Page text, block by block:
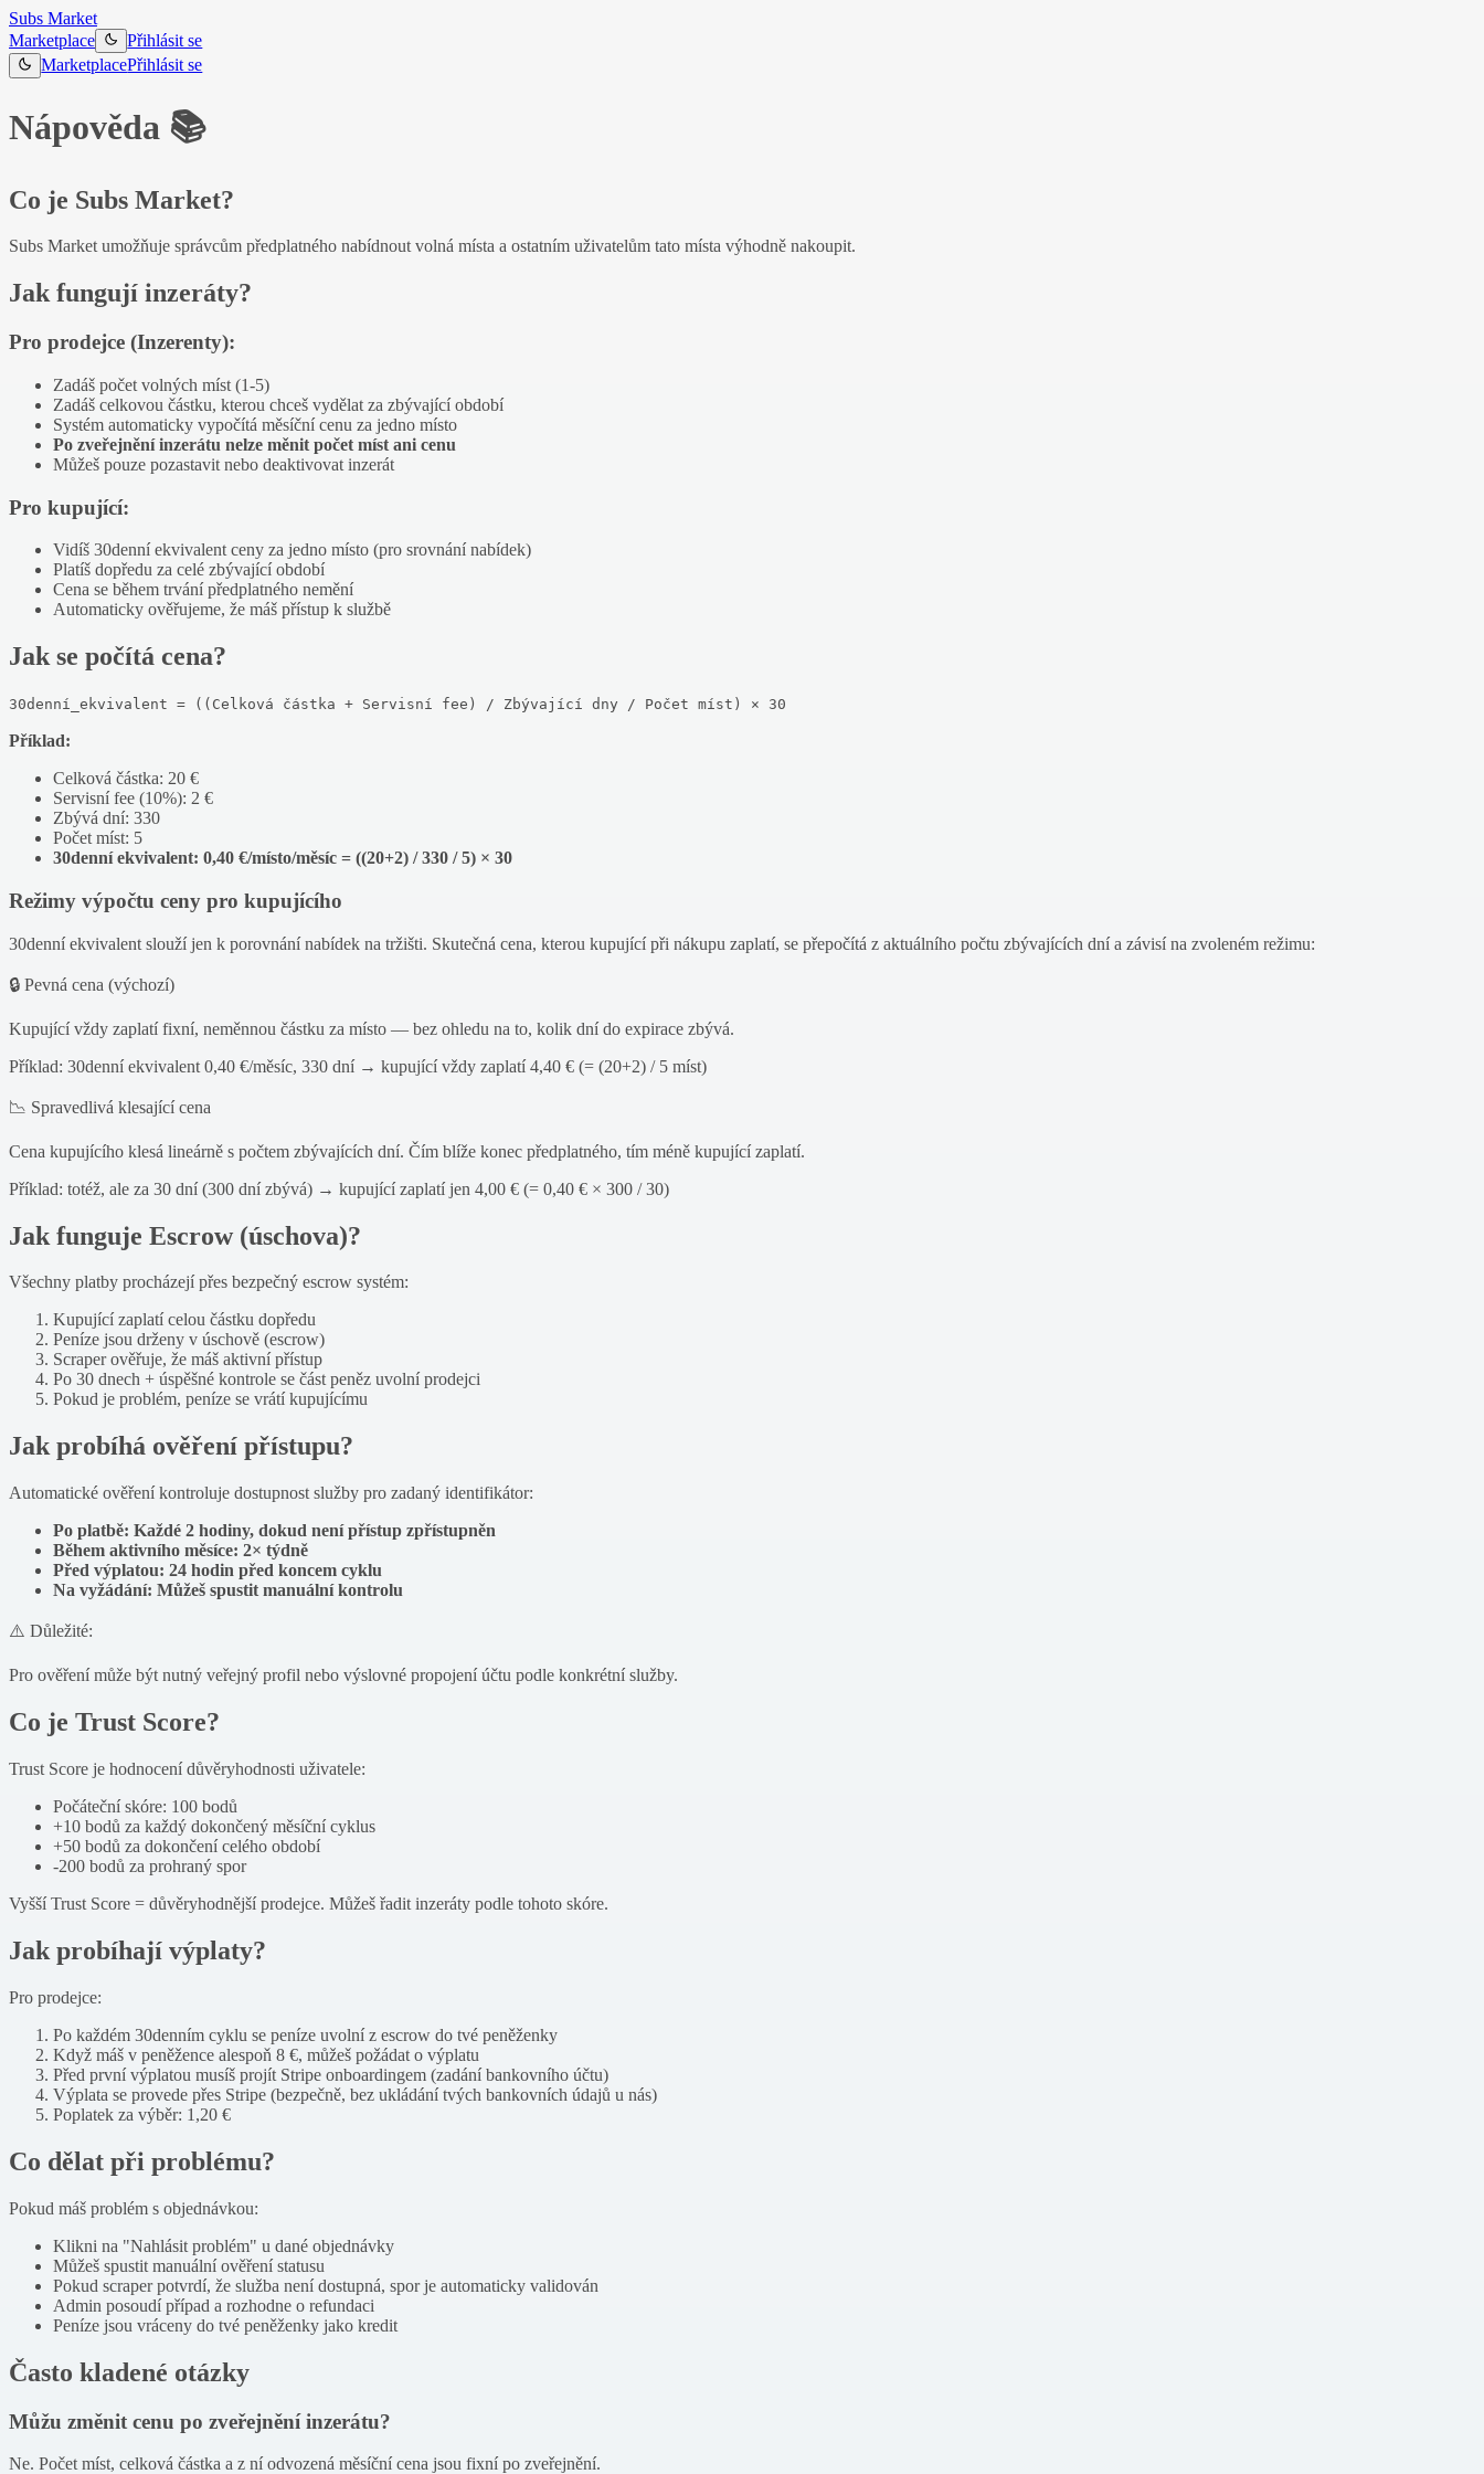
Subs Market
Marketplace
Přihlásit se
MarketplacePřihlásit se
Nápověda 📚
Co je Subs Market?
Subs Market umožňuje správcům předplatného nabídnout volná místa a ostatním uživatelům tato místa výhodně nakoupit.
Jak fungují inzeráty?
Pro prodejce (Inzerenty):
Zadáš počet volných míst (1-5)
Zadáš celkovou částku, kterou chceš vydělat za zbývající období
Systém automaticky vypočítá měsíční cenu za jedno místo
Po zveřejnění inzerátu nelze měnit počet míst ani cenu
Můžeš pouze pozastavit nebo deaktivovat inzerát
Pro kupující:
Vidíš 30denní ekvivalent ceny za jedno místo (pro srovnání nabídek)
Platíš dopředu za celé zbývající období
Cena se během trvání předplatného nemění
Automaticky ověřujeme, že máš přístup k službě
Jak se počítá cena?
30denní_ekvivalent = ((Celková částka + Servisní fee) / Zbývající dny / Počet míst) × 30
Příklad:
Celková částka: 20 €
Servisní fee (10%): 2 €
Zbývá dní: 330
Počet míst: 5
30denní ekvivalent: 0,40 €/místo/měsíc = ((20+2) / 330 / 5) × 30
Režimy výpočtu ceny pro kupujícího
30denní ekvivalent slouží jen k porovnání nabídek na tržišti. Skutečná cena, kterou kupující při nákupu zaplatí, se přepočítá z aktuálního počtu zbývajících dní a závisí na zvoleném režimu:
🔒 Pevná cena (výchozí)
Kupující vždy zaplatí fixní, neměnnou částku za místo — bez ohledu na to, kolik dní do expirace zbývá.
Příklad: 30denní ekvivalent 0,40 €/měsíc, 330 dní → kupující vždy zaplatí 4,40 € (= (20+2) / 5 míst)
📉 Spravedlivá klesající cena
Cena kupujícího klesá lineárně s počtem zbývajících dní. Čím blíže konec předplatného, tím méně kupující zaplatí.
Příklad: totéž, ale za 30 dní (300 dní zbývá) → kupující zaplatí jen 4,00 € (= 0,40 € × 300 / 30)
Jak funguje Escrow (úschova)?
Všechny platby procházejí přes bezpečný escrow systém:
Kupující zaplatí celou částku dopředu
Peníze jsou drženy v úschově (escrow)
Scraper ověřuje, že máš aktivní přístup
Po 30 dnech + úspěšné kontrole se část peněz uvolní prodejci
Pokud je problém, peníze se vrátí kupujícímu
Jak probíhá ověření přístupu?
Automatické ověření kontroluje dostupnost služby pro zadaný identifikátor:
Po platbě: Každé 2 hodiny, dokud není přístup zpřístupněn
Během aktivního měsíce: 2× týdně
Před výplatou: 24 hodin před koncem cyklu
Na vyžádání: Můžeš spustit manuální kontrolu
⚠️ Důležité:
Pro ověření může být nutný veřejný profil nebo výslovné propojení účtu podle konkrétní služby.
Co je Trust Score?
Trust Score je hodnocení důvěryhodnosti uživatele:
Počáteční skóre: 100 bodů
+10 bodů za každý dokončený měsíční cyklus
+50 bodů za dokončení celého období
-200 bodů za prohraný spor
Vyšší Trust Score = důvěryhodnější prodejce. Můžeš řadit inzeráty podle tohoto skóre.
Jak probíhají výplaty?
Pro prodejce:
Po každém 30denním cyklu se peníze uvolní z escrow do tvé peněženky
Když máš v peněžence alespoň 8 €, můžeš požádat o výplatu
Před první výplatou musíš projít Stripe onboardingem (zadání bankovního účtu)
Výplata se provede přes Stripe (bezpečně, bez ukládání tvých bankovních údajů u nás)
Poplatek za výběr: 1,20 €
Co dělat při problému?
Pokud máš problém s objednávkou:
Klikni na "Nahlásit problém" u dané objednávky
Můžeš spustit manuální ověření statusu
Pokud scraper potvrdí, že služba není dostupná, spor je automaticky validován
Admin posoudí případ a rozhodne o refundaci
Peníze jsou vráceny do tvé peněženky jako kredit
Často kladené otázky
Můžu změnit cenu po zveřejnění inzerátu?
Ne. Počet míst, celková částka a z ní odvozená měsíční cena jsou fixní po zveřejnění.